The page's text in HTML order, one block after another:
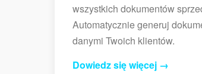
wszystkich dokumentów
Automatycznie generuj
danymi Twoich klientów.
Dowiedz się więcej →